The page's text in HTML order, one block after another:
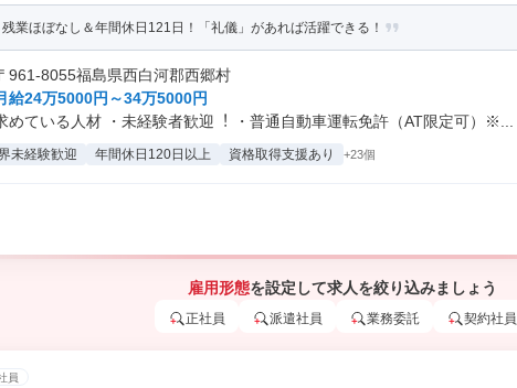
残業ほぼなし＆年間休日121日！「礼儀」があれば活躍できる！
961-8055福島県西白河郡西郷村
給24万5000円～34万5000円
めている人材 ・未経験者歓迎︕ ・普通自動車運転免許（AT限定可）※...
未経験歓迎 年間休日120日以上 資格取得支援あり +23個
雇用形態を設定して求人を絞り込みましょう
正社員 派遣社員 業務委託 契約社員
員